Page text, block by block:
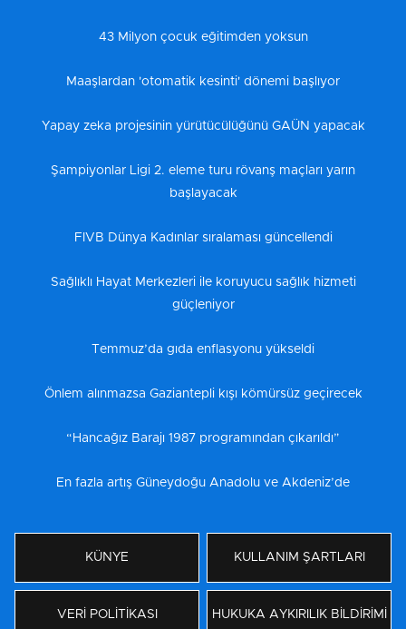
43 Milyon çocuk eğitimden yoksun
Maaşlardan 'otomatik kesinti' dönemi başlıyor
Yapay zeka projesinin yürütücülüğünü GAÜN yapacak
Şampiyonlar Ligi 2. eleme turu rövanş maçları yarın
başlayacak
FIVB Dünya Kadınlar sıralaması güncellendi
Sağlıklı Hayat Merkezleri ile koruyucu sağlık hizmeti
güçleniyor
Temmuz’da gıda enflasyonu yükseldi
Önlem alınmazsa Gaziantepli kışı kömürsüz geçirecek
“Hancağız Barajı 1987 programından çıkarıldı”
En fazla artış Güneydoğu Anadolu ve Akdeniz’de
KÜNYE KULLANIM ŞARTLARI
VERİ POLİTİKASI HUKUKA AYKIRILIK BİLDİRİMİ